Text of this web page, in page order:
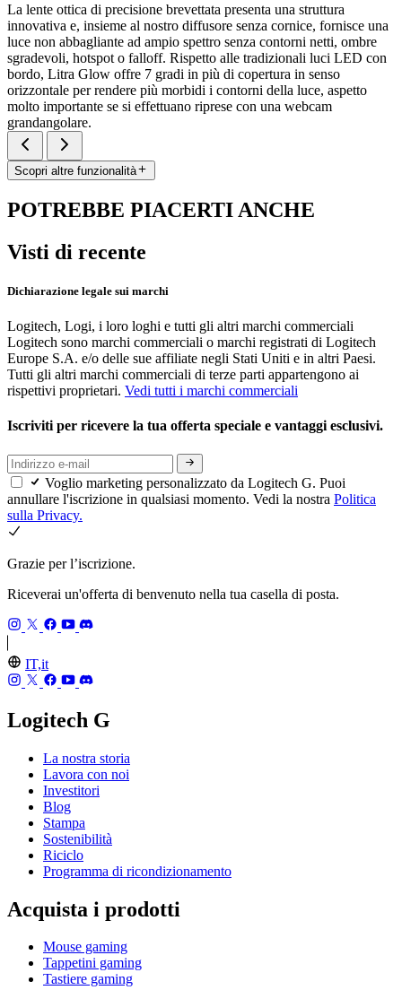
La lente ottica di precisione brevettata presenta una struttura
innovativa e, insieme al nostro diffusore senza cornice, fornisce una
luce non abbagliante ad ampio spettro senza contorni netti, ombre
sgradevoli, hotspot o falloff. Rispetto alle tradizionali luci LED con
bordo, Litra Glow offre 7 gradi in più di copertura in senso
orizzontale per rendere più morbidi i contorni della luce, aspetto
molto importante se si effettuano riprese con una webcam
grandangolare.
Scopri altre funzionalità
POTREBBE PIACERTI ANCHE
Visti di recente
Dichiarazione legale sui marchi
Logitech, Logi, i loro loghi e tutti gli altri marchi commerciali
Logitech sono marchi commerciali o marchi registrati di Logitech
Europe S.A. e/o delle sue affiliate negli Stati Uniti e in altri Paesi.
Tutti gli altri marchi commerciali di terze parti appartengono ai
rispettivi proprietari. Vedi tutti i marchi commerciali
Iscriviti per ricevere la tua offerta speciale e vantaggi esclusivi.
Voglio marketing personalizzato da Logitech G. Puoi
annullare l'iscrizione in qualsiasi momento. Vedi la nostra Politica
sulla Privacy.
Grazie per l’iscrizione.
Riceverai un'offerta di benvenuto nella tua casella di posta.
IT,it
Logitech G
La nostra storia
Lavora con noi
Investitori
Blog
Stampa
Sostenibilità
Riciclo
Programma di ricondizionamento
Acquista i prodotti
Mouse gaming
Tappetini gaming
Tastiere gaming